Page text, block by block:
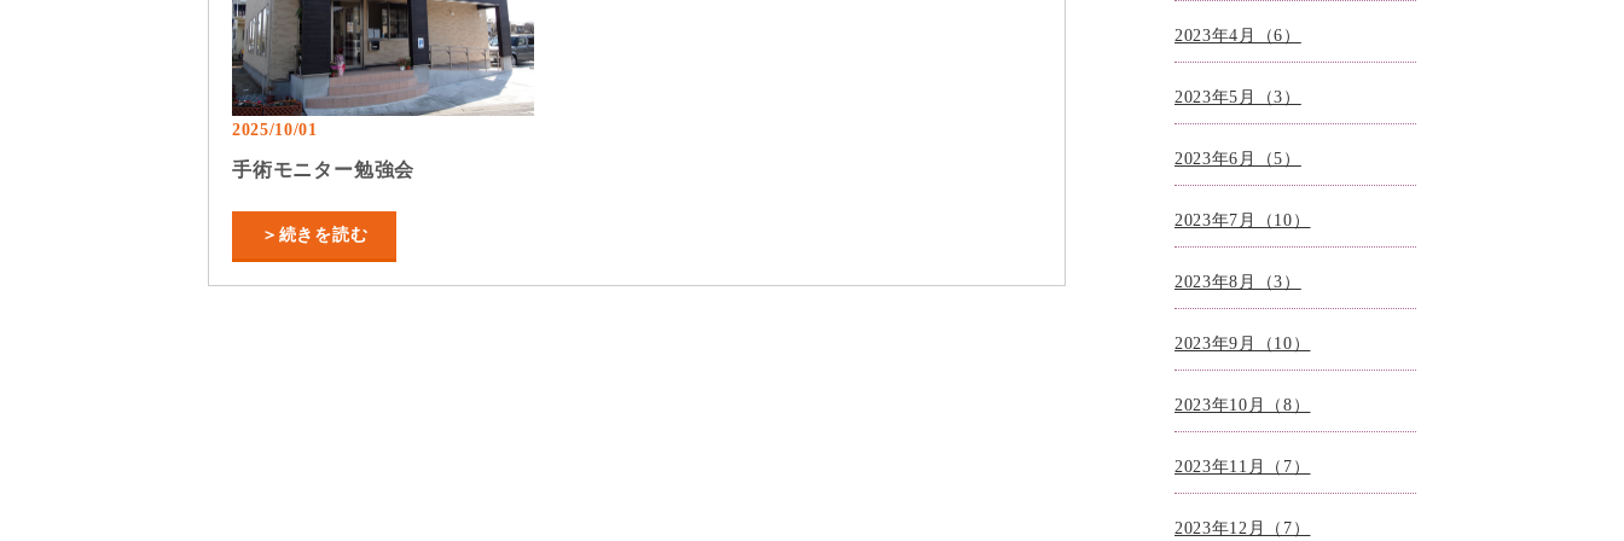
2025/10/01
手術モニター勉強会
＞続きを読む
2023年4月（6）
2023年5月（3）
2023年6月（5）
2023年7月（10）
2023年8月（3）
2023年9月（10）
2023年10月（8）
2023年11月（7）
2023年12月（7）